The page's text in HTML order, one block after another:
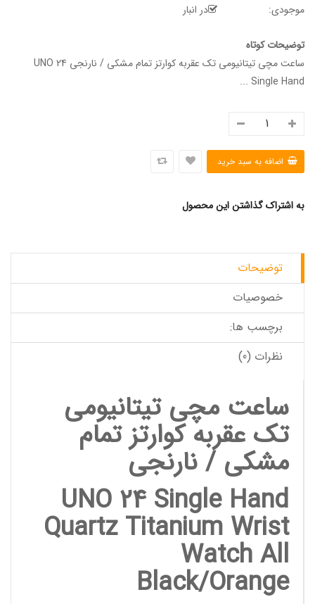
موجودی:
در انبار
توضیحات کوتاه
ساعت مچی تیتانیومی تک عقربه کوارتز تمام مشکی / نارنجی UNO 24
Single Hand ...
به اشتراک گذاشتن این محصول
توضیحات
خصوصیات
برچسب ها:
نظرات (0)
ساعت مچی تیتانیومی
تک عقربه کوارتز تمام
مشکی / نارنجی
UNO 24 Single Hand
Quartz Titanium Wrist
Watch All
Black/Orange